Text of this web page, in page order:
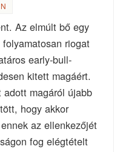
Az elmúlt bő egy
riogat
early-bull-
kitett magáért.
magáról újabb
hogy akkor
az ellenkezőjét
fog elégtételt